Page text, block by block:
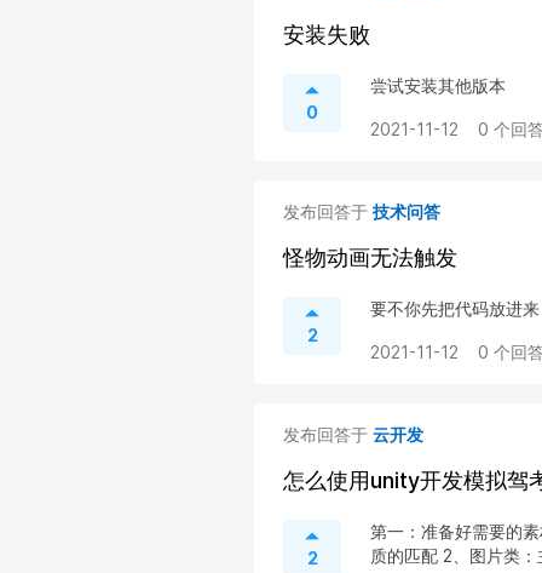
安装失败
0
尝试安装其他版本
2021-11-12 0 个回
发布回答于 技术问答
怪物动画无法触发
2
要不你先把代码放进
2021-11-12 0 个回
发布回答于 云开发
怎么使用unity开发模拟驾
2
第一：准备好需要的
质的匹配 2、图片类